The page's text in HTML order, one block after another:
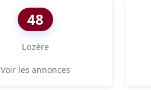
48
Lozère
Voir les annonces